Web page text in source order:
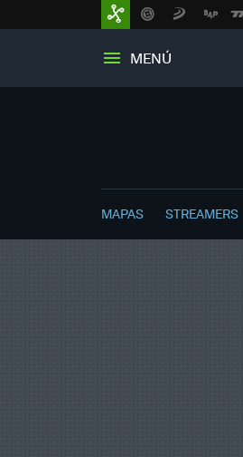
MENÚ
MAPAS STREAMERS